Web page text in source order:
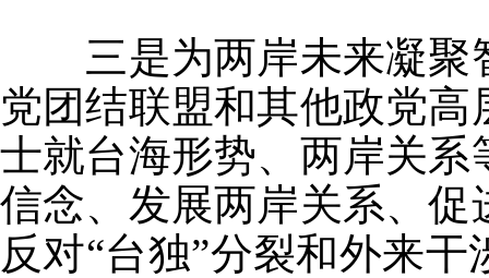
三是为两岸未来凝聚
党团结联盟和其他政党
士就台海形势、两岸关
信念、发展两岸关系、
反对“台独”分裂和外来